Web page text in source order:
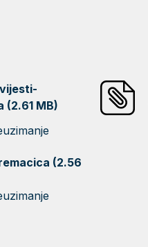
(2.61 MB)
(2.56